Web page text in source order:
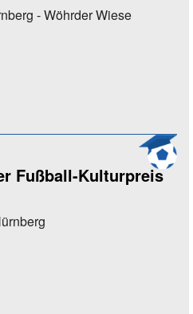
- Wöhrder Wiese
Fußball-Kulturpreis